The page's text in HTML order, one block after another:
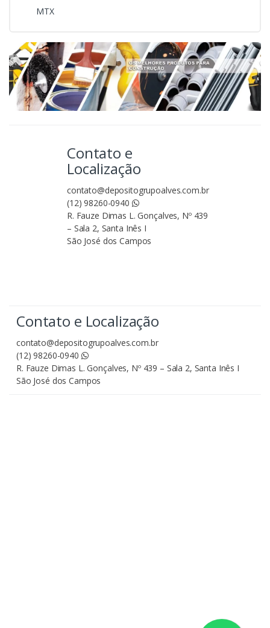
MTX
Contato e
Localização
contato@depositogrupoalves.com.br
(12) 98260-0940
R. Fauze Dimas L. Gonçalves, Nº 439
– Sala 2, Santa Inês I
São José dos Campos
Contato e Localização
contato@depositogrupoalves.com.br
(12) 98260-0940
R. Fauze Dimas L. Gonçalves, Nº 439 – Sala 2, Santa Inês I
São José dos Campos